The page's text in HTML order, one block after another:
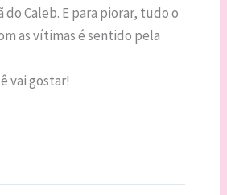
do Caleb. E para piorar, tudo o
as vítimas é sentido pela
vai gostar!